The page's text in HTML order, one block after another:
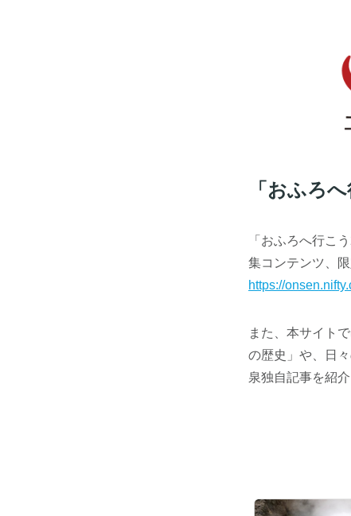
「おふろ
「おふろへ行こ
集コンテンツ、
https://
また、本サイト
の歴史」や、日
泉独自記事を紹介